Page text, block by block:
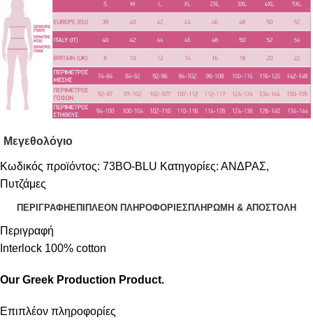
Μεγεθολόγιο
Κωδικός προϊόντος: 73BO-BLU Κατηγορίες: ΑΝΔΡΑΣ,
Πυτζάμες
ΠΕΡΙΓΡΑΦΉ ΕΠΙΠΛΈΟΝ ΠΛΗΡΟΦΟΡΊΕΣΠΛΗΡΩΜΗ & ΑΠΟΣΤΟΛΗ
Περιγραφή
Interlock 100% cotton
Our Greek Production Product.
Επιπλέον πληροφορίες